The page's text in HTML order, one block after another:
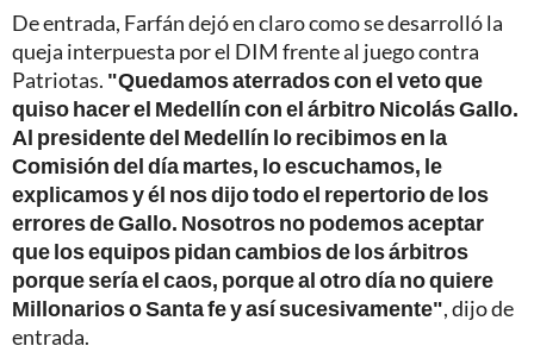
De entrada, Farfán dejó en claro como se desarrolló la
queja interpuesta por el DIM frente al juego contra
Patriotas. "Quedamos aterrados con el veto que
quiso hacer el Medellín con el árbitro Nicolás Gallo.
Al presidente del Medellín lo recibimos en la
Comisión del día martes, lo escuchamos, le
explicamos y él nos dijo todo el repertorio de los
errores de Gallo. Nosotros no podemos aceptar
que los equipos pidan cambios de los árbitros
porque sería el caos, porque al otro día no quiere
Millonarios o Santa fe y así sucesivamente", dijo de
entrada.